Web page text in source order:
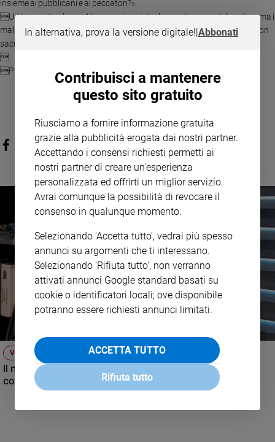
Policy
Pubblicità
Registrati
Redazione
Social
insieme ai pubblicani e ai peccatori?».
Udito questo, disse: «Non sono i sani che hanno bisogno del medico, ma i
malati. Andate a imparare che cosa vuol dire: "Misericordia io voglio e non
sacrifici". Io non sono venuto a chiamare i giusti, ma i peccatori».

Parola del Signore
VIDEO
Il nuovo numero di Famiglia Cristiana raccontato dal
condirettore.
In alternativa, prova la versione digitale!|Abbonati
Contribuisci a mantenere
questo sito gratuito
Riusciamo a fornire informazione gratuita
grazie alla pubblicità erogata dai nostri partner.
Accettando i consensi richiesti permetti ai
nostri partner di creare un'esperienza
personalizzata ed offrirti un miglior servizio.
Avrai comunque la possibilità di revocare il
consenso in qualunque momento.
Selezionando 'Accetta tutto', vedrai più spesso
annunci su argomenti che ti interessano.
Selezionando 'Rifiuta tutto', non verranno
attivati annunci Google standard basati su
cookie o identificatori locali; ove disponibile
potranno essere richiesti annunci limitati.
ACCETTA TUTTO
Rifiuta tutto